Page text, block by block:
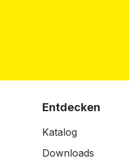
Entdecken
Katalog
Downloads